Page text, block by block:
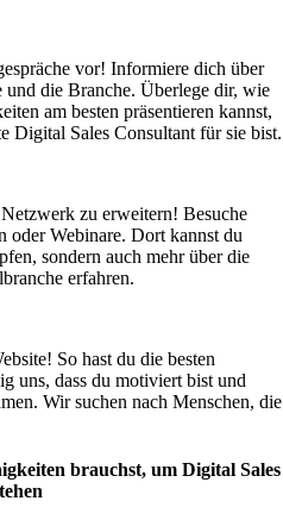
vor! Informiere dich über
und die Branche. Überlege dir, wie
am besten präsentieren kannst,
Digital Sales Consultant für sie bist.
zu erweitern! Besuche
oder Webinare. Dort kannst du
sondern auch mehr über die
erfahren.
So hast du die besten
uns, dass du motiviert bist und
Wir suchen nach Menschen, die
brauchst, um Digital Sales